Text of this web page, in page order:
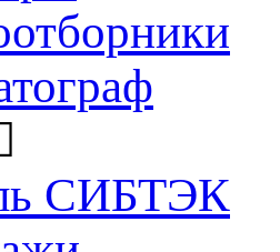
СИБТЭК